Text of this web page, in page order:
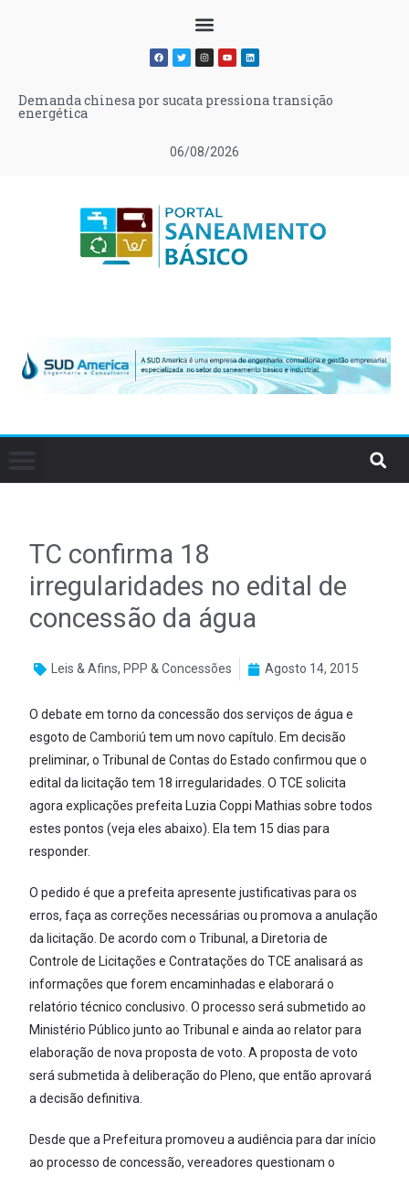
06/08/2026
Demanda chinesa por sucata pressiona transição
energética
TC confirma 18
irregularidades no edital de
concessão da água
Leis & Afins, PPP & Concessões Agosto 14, 2015
O debate em torno da concessão dos serviços de água e
esgoto deCamboriú tem um novo capítulo. Em decisão
preliminar, o Tribunal de Contas do Estado confirmou que o
edital da licitação tem 18 irregularidades. O TCE solicita
agora explicações prefeita Luzia Coppi Mathias sobre todos
estes pontos (veja eles abaixo). Ela tem 15 dias para
responder.
O pedido é que a prefeita apresente justificativas para os
erros, faça as correções necessárias ou promova a anulação
da licitação. De acordo com o Tribunal, a Diretoria de
Controle de Licitações e Contratações do TCE analisará as
informações que forem encaminhadas e elaborará o
relatório técnico conclusivo. O processo será submetido ao
Ministério Público junto ao Tribunal e ainda ao relator para
elaboração de nova proposta de voto. A proposta de voto
será submetida à deliberação do Pleno, que então aprovará
a decisão definitiva.
Desde que a Prefeitura promoveu a audiência para dar início
ao processo de concessão, vereadores questionam o